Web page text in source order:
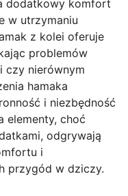
dodatkowy komfort
w utrzymaniu
z kolei oferuje
problemów
czy nierównym
hamaka
i niezbędność
elementy, choć
odgrywają
i
przygód w dziczy.